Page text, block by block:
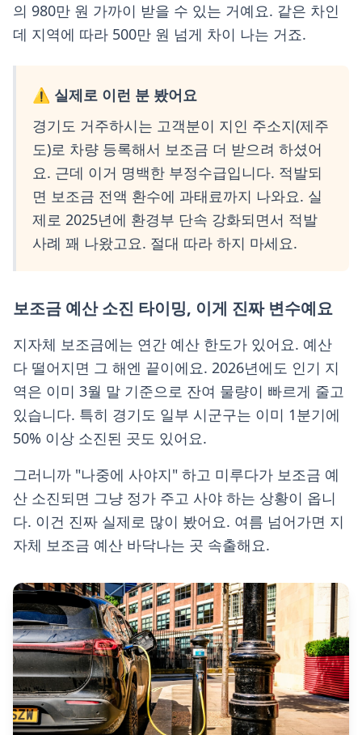
의 980만 원 가까이 받을 수 있는 거예요. 같은 차인
데 지역에 따라 500만 원 넘게 차이 나는 거죠.
⚠️ 실제로 이런 분 봤어요
경기도 거주하시는 고객분이 지인 주소지(제주
도)로 차량 등록해서 보조금 더 받으려 하셨어
요. 근데 이거 명백한 부정수급입니다. 적발되
면 보조금 전액 환수에 과태료까지 나와요. 실
제로 2025년에 환경부 단속 강화되면서 적발
사례 꽤 나왔고요. 절대 따라 하지 마세요.
보조금 예산 소진 타이밍, 이게 진짜 변수예요
지자체 보조금에는 연간 예산 한도가 있어요. 예산
다 떨어지면 그 해엔 끝이에요. 2026년에도 인기 지
역은 이미 3월 말 기준으로 잔여 물량이 빠르게 줄고
있습니다. 특히 경기도 일부 시군구는 이미 1분기에
50% 이상 소진된 곳도 있어요.
그러니까 "나중에 사야지" 하고 미루다가 보조금 예
산 소진되면 그냥 정가 주고 사야 하는 상황이 옵니
다. 이건 진짜 실제로 많이 봤어요. 여름 넘어가면 지
자체 보조금 예산 바닥나는 곳 속출해요.